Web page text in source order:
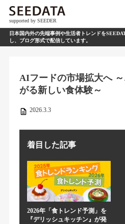
supported by SEEDER
日本国内外の先端事例や生活者トレンドを
し、ブログ形式で配信しています。
AIフードの市場拡大へ
がる新しい食体験～
2026.3.3
着目した記事
2026年「食トレンド予測」を
『デリッシュキッチン』が発